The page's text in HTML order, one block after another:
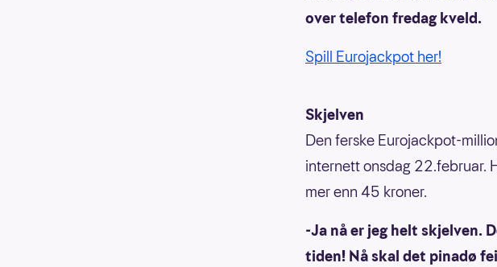
over telefon fredag kveld.
Spill Eurojackpot her!
Skjelven
Den ferske Eurojackpot-
internett onsdag 22.februar.
mer enn 45 kroner.
-Ja nå er jeg helt skjelven.
tiden! Nå skal det pinadø